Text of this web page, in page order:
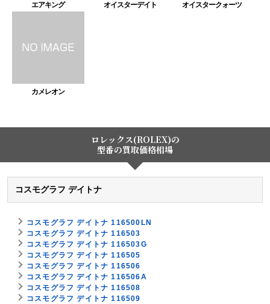
エアキング オイスターデイト オイスタークォーツ
カメレオン
ロレックス(ROLEX)の
型番の買取価格相場
コスモグラフ デイトナ
コスモグラフ デイトナ 116500LN
コスモグラフ デイトナ 116503
コスモグラフ デイトナ 116503G
コスモグラフ デイトナ 116505
コスモグラフ デイトナ 116506
コスモグラフ デイトナ 116506A
コスモグラフ デイトナ 116508
コスモグラフ デイトナ 116509